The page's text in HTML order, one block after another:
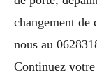
changement de
nous au
Continuez